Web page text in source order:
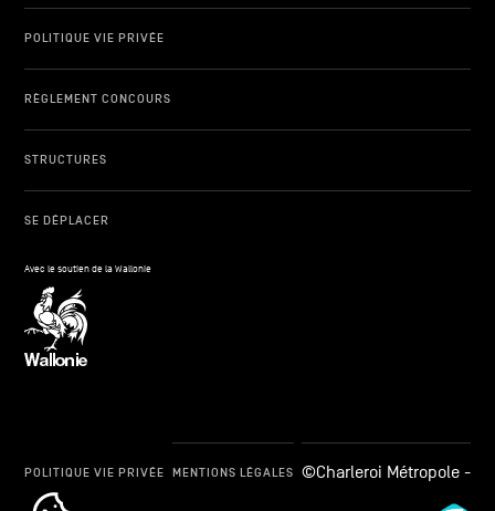
POLITIQUE VIE PRIVÉE
RÈGLEMENT CONCOURS
STRUCTURES
SE DÉPLACER
Avec le soutien de la Wallonie
cookie_notice_link
POLITIQUE VIE PRIVÉE MENTIONS LÉGALES ©Charleroi Métropole -